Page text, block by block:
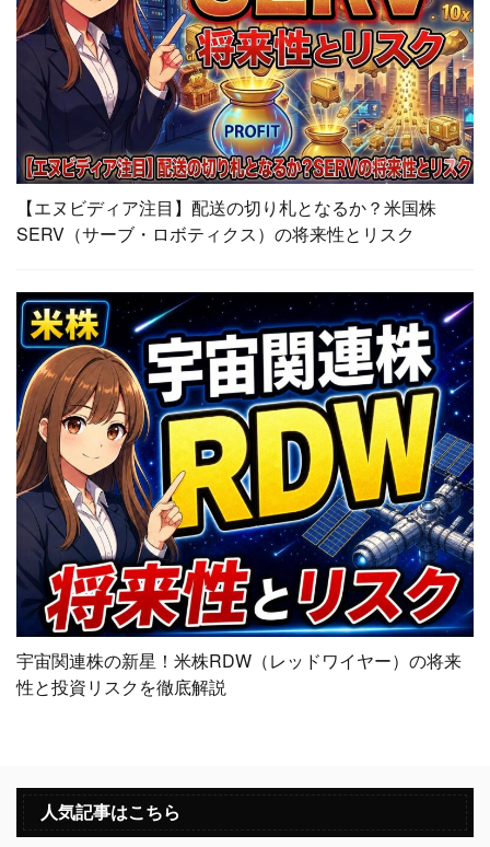
【エヌビディア注目】配送の切り札となるか？米国株
SERV（サーブ・ロボティクス）の将来性とリスク
宇宙関連株の新星！米株RDW（レッドワイヤー）の将来
性と投資リスクを徹底解説
人気記事はこちら